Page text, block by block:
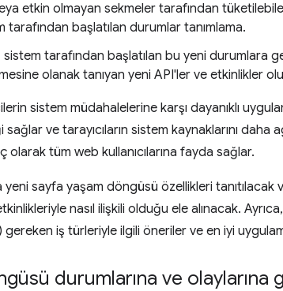
etkin olmayan sekmeler tarafından
tarafından başlatılan durumlar tanımlama.
tarafından başlatılan bu yeni durumlara
olanak tanıyan yeni API'ler ve etkinlikler
sistem müdahalelerine karşı dayanıklı
ve tarayıcıların sistem kaynaklarını
olarak tüm web kullanıcılarına fayda sağlar.
yeni sayfa yaşam döngüsü özellikleri
nasıl ilişkili olduğu ele alınacak.
gereken iş türleriyle ilgili öneriler ve en iyi
durumlarına ve olaylarına